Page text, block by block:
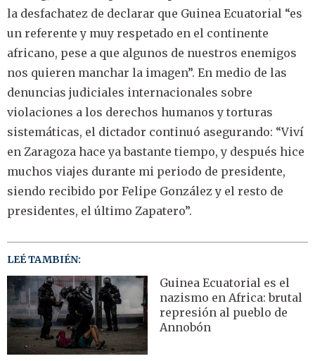
la desfachatez de declarar que Guinea Ecuatorial “es
un referente y muy respetado en el continente
africano, pese a que algunos de nuestros enemigos
nos quieren manchar la imagen”. En medio de las
denuncias judiciales internacionales sobre
violaciones a los derechos humanos y torturas
sistemáticas, el dictador continuó asegurando: “Viví
en Zaragoza hace ya bastante tiempo, y después hice
muchos viajes durante mi periodo de presidente,
siendo recibido por Felipe González y el resto de
presidentes, el último Zapatero”.
LEÉ TAMBIÉN:
Guinea Ecuatorial es el
nazismo en Africa: brutal
represión al pueblo de
Annobón